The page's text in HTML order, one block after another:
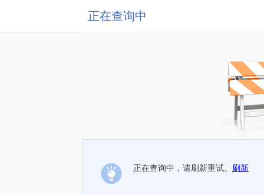
正在查询中
正在查询中，请刷新重试。 刷新